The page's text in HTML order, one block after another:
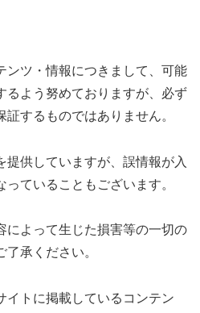
ンツ・情報につきまして、可能
るよう努めておりますが、必ず
するものではありません。
提供していますが、誤情報が入
ていることもございます。
によって生じた損害等の一切の
承ください。
イトに掲載しているコンテン